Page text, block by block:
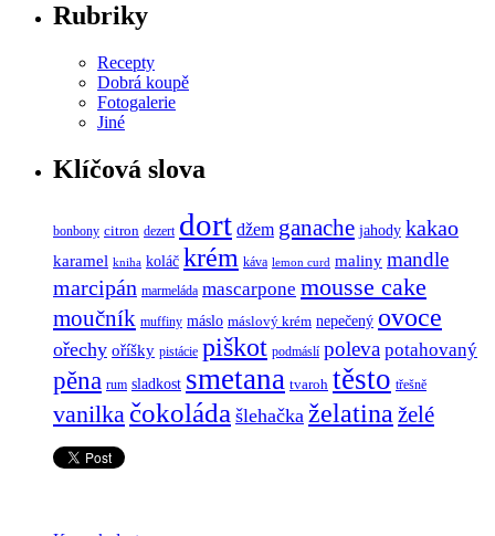
Rubriky
Recepty
Dobrá koupě
Fotogalerie
Jiné
Klíčová slova
bonbony citron dezert dort džem ganache jahody kakao
karamel kniha koláč krém káva lemon curd maliny mandle
marcipán marmeláda mascarpone mousse cake
moučník muffiny máslo máslový krém nepečený ovoce
ořechy oříšky pistácie piškot podmáslí poleva potahovaný
pěna rum sladkost smetana tvaroh těsto třešně
vanilka čokoláda šlehačka želatina želé